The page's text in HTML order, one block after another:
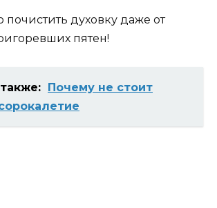
почистить духовку даже от
пятен!
Почему не стоит